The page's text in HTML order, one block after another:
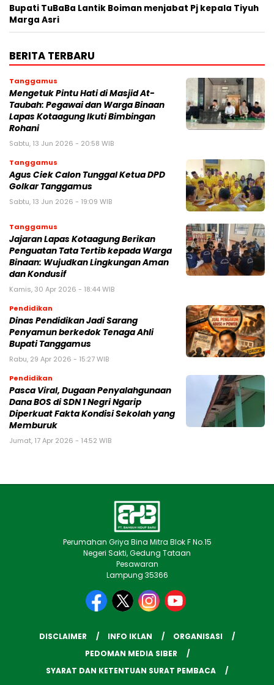
Bupati TuBaBa Lantik Boiman menjabat Pj kepala Tiyuh
Marga Asri
BERITA TERBARU
Tanggamus
Mengetuk Pintu Hati di Masjid At-
Taubah: Pegawai dan Warga Binaan
Lapas Kotaagung Ikuti Bimbingan
Rohani
Sabtu, 13 Jun 2026 - 20:58 WIB
Tanggamus
Agus Ciek Calon Tunggal Ketua DPD
Golkar Tanggamus
Sabtu, 13 Jun 2026 - 19:09 WIB
Tanggamus
Jajaran Lapas Kotaagung Berikan
Penguatan Tata Tertib kepada Warga
Binaan: Wujudkan Lingkungan Aman
dan Kondusif
Kamis, 30 Apr 2026 - 18:44 WIB
Pendidikan
Dinas Pendidikan Jadi Sarang
Penyamun berkedok Tenaga Ahli
Bupati Tanggamus
Rabu, 29 Apr 2026 - 15:27 WIB
Pendidikan
Pasca Viral, Dugaan Penyalahgunaan
Dana BOS di SDN 1 Negri Ngarip
Diperkuat Fakta Kondisi Sekolah yang
Memburuk
Jumat, 17 Apr 2026 - 14:52 WIB
Perumahan Griya Bina Mitra Blok F No.15
Negeri Sakti, Gedung Tataan
Pesawaran
Lampung 35366
DISCLAIMER INFO IKLAN
ORGANISASI
PEDOMAN MEDIA SIBER
SYARAT DAN KETENTUAN SURAT PEMBACA